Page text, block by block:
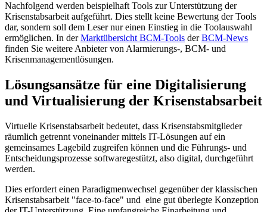
Nachfolgend werden beispielhaft Tools zur Unterstützung der
Krisenstabsarbeit aufgeführt. Dies stellt keine Bewertung der Tools
dar, sondern soll dem Leser nur einen Einstieg in die Toolauswahl
ermöglichen. In derMarktübersicht BCM-Tools derBCM-News
finden Sie weitere Anbieter von Alarmierungs-, BCM- und
Krisenmanagementlösungen.
Lösungsansätze für eine Digitalisierung
und Virtualisierung der Krisenstabsarbeit
Virtuelle Krisenstabsarbeit bedeutet, dass Krisenstabsmitglieder
räumlich getrennt voneinander mittels IT-Lösungen auf ein
gemeinsames Lagebild zugreifen können und die Führungs- und
Entscheidungsprozesse softwaregestützt, also digital, durchgeführt
werden.
Dies erfordert einen Paradigmenwechsel gegenüber der klassischen
Krisenstabsarbeit "face-to-face" und eine gut überlegte Konzeption